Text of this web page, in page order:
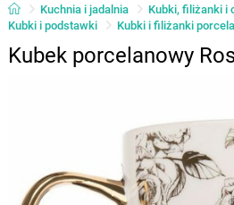
Kuchnia i jadalnia
Kubki, filiżanki i
Kubki i podstawki
Kubki i filiżanki
Kubek porcelanowy